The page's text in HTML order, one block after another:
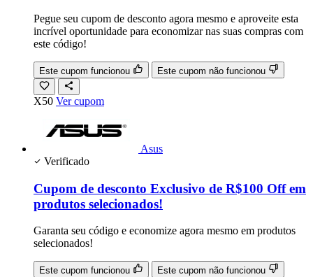
Pegue seu cupom de desconto agora mesmo e aproveite esta
incrível oportunidade para economizar nas suas compras com
este código!
Este cupom funcionou Este cupom não funcionou
X50 Ver cupom
Asus
Verificado
Cupom de desconto Exclusivo de R$100 Off em
produtos selecionados!
Garanta seu código e economize agora mesmo em produtos
selecionados!
Este cupom funcionou Este cupom não funcionou